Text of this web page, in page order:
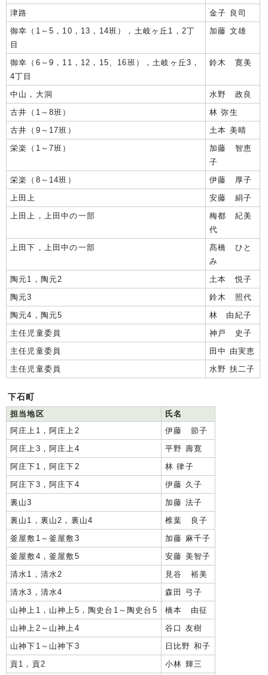
津路
金子 良司
御幸（1～5，10，13，14班），土岐ヶ丘1，2丁
目
加藤 文雄
御幸（6～9，11，12，15、16班），土岐ヶ丘3，
4丁目
鈴木 寛美
中山，大洞
水野 政良
古井（1～8班）
林 弥生
古井（9～17班）
土本 美晴
栄楽（1～7班）
加藤 智恵
子
栄楽（8～14班）
伊藤 厚子
上田上
安藤 絹子
上田上，上田中の一部
梅都 紀美
代
上田下，上田中の一部
髙橋 ひと
み
陶元1，陶元2
土本 悦子
陶元3
鈴木 照代
陶元4，陶元5
林 由紀子
主任児童委員
神戸 史子
主任児童委員
田中 由実恵
主任児童委員
水野 扶二子
下石町
担当地区
氏名
阿庄上1，阿庄上2
伊藤 節子
阿庄上3，阿庄上4
平野 壽寛
阿庄下1，阿庄下2
林 律子
阿庄下3，阿庄下4
伊藤 久子
裏山3
加藤 法子
裏山1，裏山2，裏山4
椎葉 良子
釜屋敷1～釜屋敷3
加藤 麻千子
釜屋敷4，釜屋敷5
安藤 美智子
清水1，清水2
見谷 裕美
清水3，清水4
森田 弓子
山神上1，山神上5，陶史台1～陶史台5
橋本 由征
山神上2～山神上4
谷口 友樹
山神下1～山神下3
日比野 和子
貢1，貢2
小林 輝三